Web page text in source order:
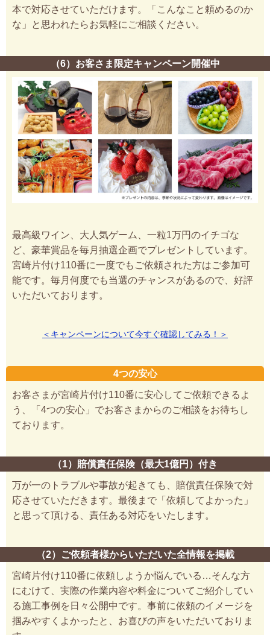
本で対応させていただけます。「こんなこと頼めるのか
な」と思われたらお気軽にご相談ください。
（6）お客さま限定キャンペーン開催中
最高級ワイン、大人気ゲーム、一粒1万円のイチゴな
ど、豪華賞品を毎月抽選企画でプレゼントしています。
宮崎片付け110番に一度でもご依頼された方はご参加可
能です。毎月何度でも当選のチャンスがあるので、好評
いただいております。
＜キャンペーンについて今すぐ確認してみる！＞
4つの安心
お客さまが宮崎片付け110番に安心してご依頼できるよ
う、「4つの安心」でお客さまからのご相談をお待ちし
ております。
（1）賠償責任保険（最大1億円）付き
万が一のトラブルや事故が起きても、賠償責任保険で対
応させていただきます。最後まで「依頼してよかった」
と思って頂ける、責任ある対応をいたします。
（2）ご依頼者様からいただいた全情報を掲載
宮崎片付け110番に依頼しようか悩んでいる…そんな方
にむけて、実際の作業内容や料金についてご紹介してい
る施工事例を日々公開中です。事前に依頼のイメージを
掴みやすくよかったと、お喜びの声をいただいておりま